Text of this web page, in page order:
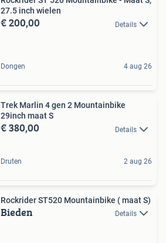
27.5 inch wielen
€ 200,00 Details
Dongen 4 aug 26
Trek Marlin 4 gen 2 Mountainbike
29inch maat S
€ 380,00 Details
Druten 2 aug 26
Rockrider ST520 Mountainbike ( maat S)
Bieden Details